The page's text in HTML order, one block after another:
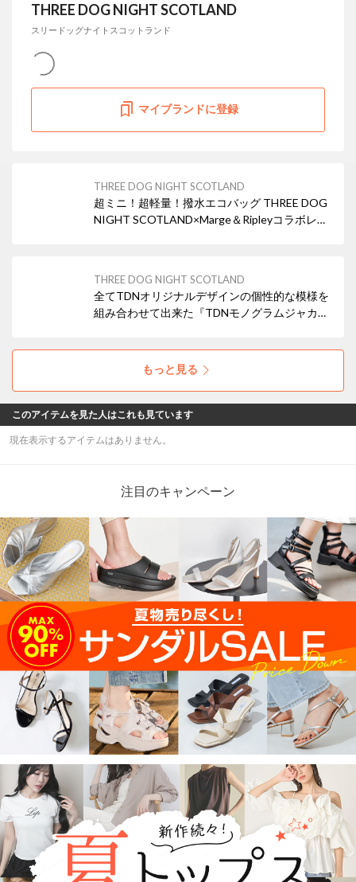
THREE DOG NIGHT SCOTLAND
スリードッグナイトスコットランド
マイブランドに登録
THREE DOG NIGHT SCOTLAND
超ミニ！超軽量！撥水エコバッグ THREE DOG
NIGHT SCOTLAND×Marge＆Ripleyコラボレー
THREE DOG NIGHT SCOTLAND
全てTDNオリジナルデザインの個性的な模様を
組み合わせて出来た『TDNモノグラムジャカー
加工も施されております。エレガントの雰囲気
も感じられ飽きのこない普遍的な美しさと機能
性を追求したシリーズ。
もっと見る
このアイテムを見た人はこれも見ています
現在表示するアイテムはありません。
注目のキャンペーン